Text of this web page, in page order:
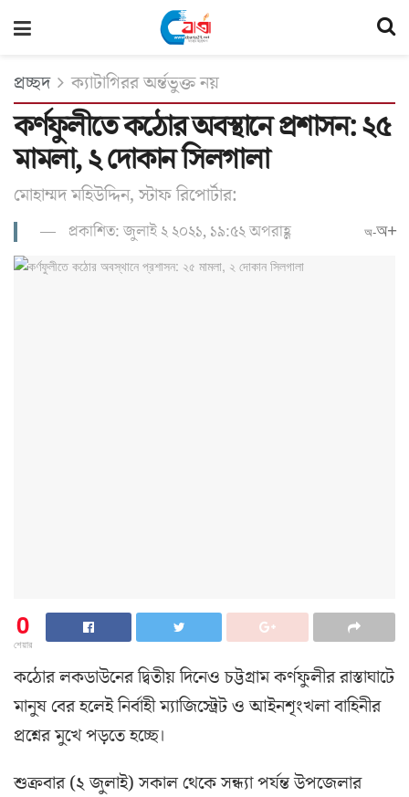
প্রচ্ছদ ক্যাটাগিরর অর্ন্তভুক্ত নয়
কর্ণফুলীতে কঠোর অবস্থানে প্রশাসন: ২৫
মামলা, ২ দোকান সিলগালা
মোহাম্মদ মহিউদ্দিন, স্টাফ রিপোর্টার:
প্রকাশিত: জুলাই ২ ২০২১, ১৯:৫২ অপরাহ্ণ অ-অ+
0
শেয়ার
কঠোর লকডাউনের দ্বিতীয় দিনেও চট্টগ্রাম কর্ণফুলীর রাস্তাঘাটে
মানুষ বের হলেই নির্বাহী ম্যাজিস্ট্রেট ও আইনশৃংখলা বাহিনীর
প্রশ্নের মুখে পড়তে হচ্ছে।
শুক্রবার (২ জুলাই) সকাল থেকে সন্ধ্যা পর্যন্ত উপজেলার